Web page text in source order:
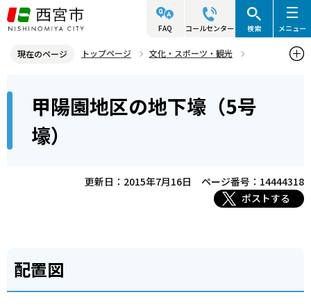
こ
の
ジ
頭
FAQ コールセンター 検索 メニュー
現在のページ トップページ
文化・スポーツ・観光
甲陽園地区の地下壕（5号
壕）
更新日：2015年7月16日
ページ番号：14444318
ポストする
配置図